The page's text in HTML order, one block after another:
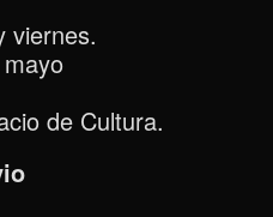
viernes.
de Cultura.